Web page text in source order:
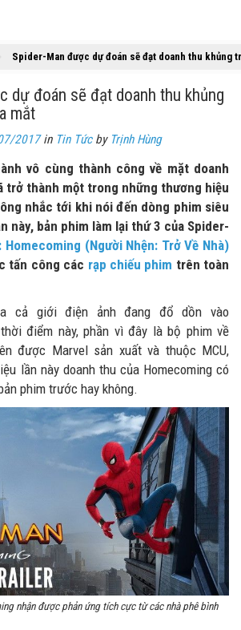
Spider-Man được dự đoán sẽ đạt doanh thu khủng
dự đoán sẽ đạt doanh thu khủng
mắt
2017in Tin Tứcby Trịnh Hùng
vô cùng thành công về mặt doanh
trở thành một trong những thương hiệu
nhắc tới khi nói đến dòng phim siêu
này, bản phim làm lại thứ 3 của Spider-
Homecoming (Người Nhện: Trở Về Nhà)
tấn công các rạp chiếu phim trên toàn
cả giới điện ảnh đang đổ dồn vào
điểm này, phần vì đây là bộ phim về
được Marvel sản xuất và thuộc MCU,
lần này doanh thu của Homecoming có
phim trước hay không.
nhận được phản ứng tích cực từ các nhà phê bình